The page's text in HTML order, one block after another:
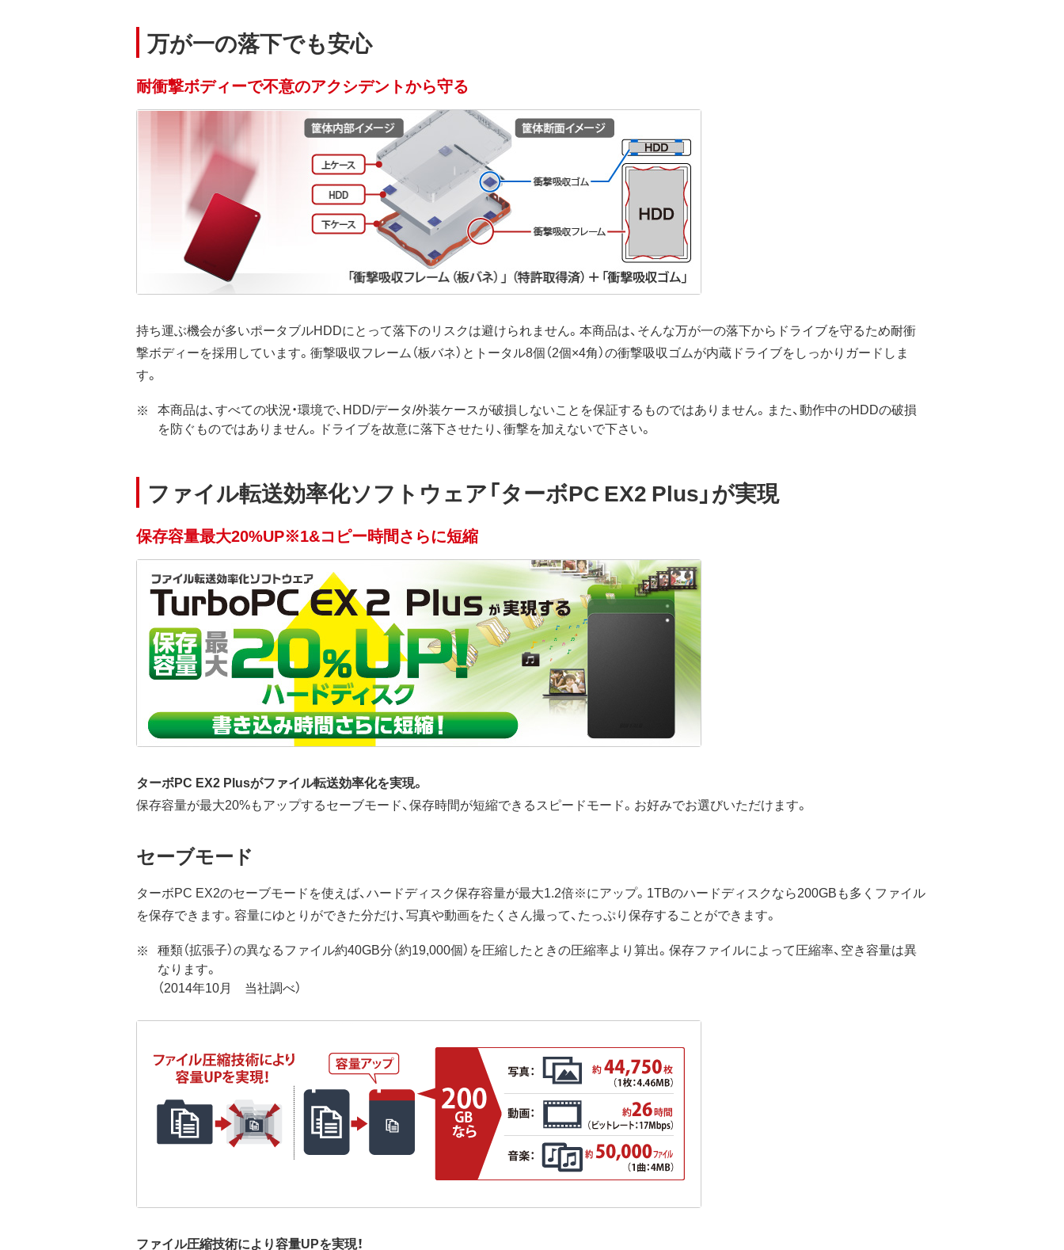
万が一の落下でも安心
耐衝撃ボディーで不意のアクシデントから守る
持ち運ぶ機会が多いポータブルHDDにとって落下のリスクは避けられません。本商品は、そんな万が一の落下からドライブを守るため耐衝
撃ボディーを採用しています。衝撃吸収フレーム（板バネ）とトータル8個（2個×4角）の衝撃吸収ゴムが内蔵ドライブをしっかりガードしま
す。
本商品は、すべての状況・環境で、HDD/データ/外装ケースが破損しないことを保証するものではありません。また、動作中のHDDの破損
を防ぐものではありません。ドライブを故意に落下させたり、衝撃を加えないで下さい。
ファイル転送効率化ソフトウェア「ターボPC EX2 Plus」が実現
保存容量最大20%UP※1&コピー時間さらに短縮
ターボPC EX2 Plusがファイル転送効率化を実現。
保存容量が最大20%もアップするセーブモード、保存時間が短縮できるスピードモード。お好みでお選びいただけます。
セーブモード
ターボPC EX2のセーブモードを使えば、ハードディスク保存容量が最大1.2倍※にアップ。1TBのハードディスクなら200GBも多くファイル
を保存できます。容量にゆとりができた分だけ、写真や動画をたくさん撮って、たっぷり保存することができます。
種類（拡張子）の異なるファイル約40GB分（約19,000個）を圧縮したときの圧縮率より算出。保存ファイルによって圧縮率、空き容量は異
なります。
（2014年10月 当社調べ）
ファイル圧縮技術により容量UPを実現！